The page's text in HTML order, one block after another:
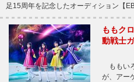
足15周年を記念したオーディション【
ももク
動戦士
ももい
が、アー